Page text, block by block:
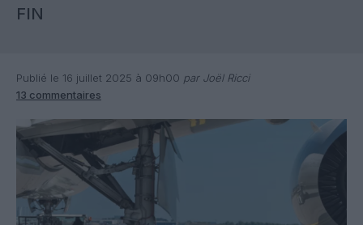
FIN
Publié le 16 juillet 2025 à 09h00 par Joël Ricci
13 commentaires